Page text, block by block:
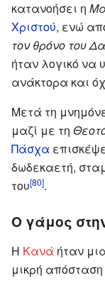
κατανοήσει η
Χριστού, ενώ
τον θρόνο του
ήταν λογικό να
ανάκτορα και
Μετά τη
μαζί με τη
Πάσχα
δωδεκαετή,
του[80].
Ο γάμος
Η Κανά ήταν
μικρή